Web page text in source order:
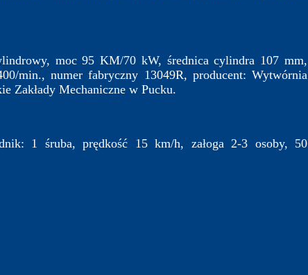
moc 95 KM/70 kW, średnica cylindra 107 mm,
min., numer fabryczny 13049R, producent: Wytwórnia
Zakłady Mechaniczne w Pucku.
1 śruba, prędkość 15 km/h, załoga 2-3 osoby, 50